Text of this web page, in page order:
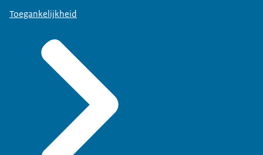
Toegankelijkheid